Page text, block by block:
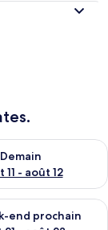
11
Demain
11 - août 12
pour
14 - août 16
end prochain
pour